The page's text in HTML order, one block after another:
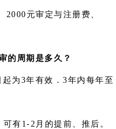
2000元审定与注册费、
的周期是多久？
为3年有效．3年内每年至
有1-2月的提前、推后。